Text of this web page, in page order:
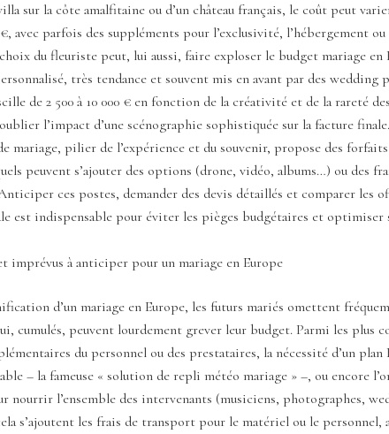
sur la côte amalfitaine ou d’un château français, le coût peut
avec parfois des suppléments pour l’exclusivité, l’hébergement
du fleuriste peut, lui aussi, faire exploser le budget mariage en
très tendance et souvent mis en avant par des wedding
de 2 500 à 10 000 € en fonction de la créativité et de la rareté
l’impact d’une scénographie sophistiquée sur la facture
mariage, pilier de l’expérience et du souvenir, propose des forfaits
peuvent s’ajouter des options (drone, vidéo, albums…) ou des
ces postes, demander des devis détaillés et comparer les
est indispensable pour éviter les pièges budgétaires et optimiser
imprévus à anticiper pour un mariage en Europe
d’un mariage en Europe, les futurs mariés omettent
cumulés, peuvent lourdement grever leur budget. Parmi les plus
du personnel ou des prestataires, la nécessité d’un plan
– la fameuse « solution de repli météo mariage » –, ou encore
nourrir l’ensemble des intervenants (musiciens, photographes,
s’ajoutent les frais de transport pour le matériel ou le personnel,